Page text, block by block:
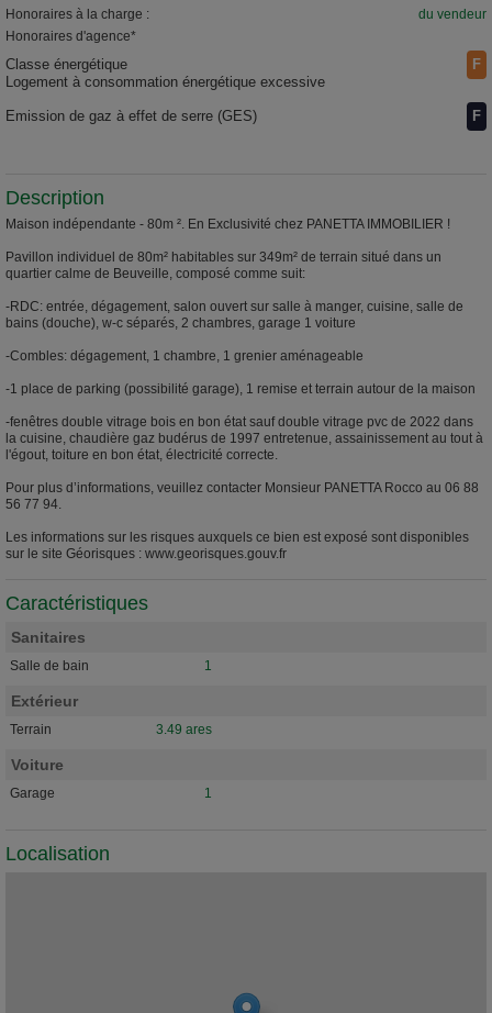
Honoraires à la charge :
du vendeur
Honoraires d'agence*
Classe énergétique
Logement à consommation énergétique excessive
F
Emission de gaz à effet de serre (GES) F
Description
Maison indépendante - 80m ². En Exclusivité chez PANETTA IMMOBILIER !
Pavillon individuel de 80m² habitables sur 349m² de terrain situé dans un
quartier calme de Beuveille, composé comme suit:
-RDC: entrée, dégagement, salon ouvert sur salle à manger, cuisine, salle de
bains (douche), w-c séparés, 2 chambres, garage 1 voiture
-Combles: dégagement, 1 chambre, 1 grenier aménageable
-1 place de parking (possibilité garage), 1 remise et terrain autour de la maison
-fenêtres double vitrage bois en bon état sauf double vitrage pvc de 2022 dans
la cuisine, chaudière gaz budérus de 1997 entretenue, assainissement au tout à
l'égout, toiture en bon état, électricité correcte.
Pour plus d’informations, veuillez contacter Monsieur PANETTA Rocco au 06 88
56 77 94.
Les informations sur les risques auxquels ce bien est exposé sont disponibles
sur le site Géorisques : www.georisques.gouv.fr
Caractéristiques
Sanitaires
Salle de bain 1
Extérieur
Terrain 3.49 ares
Voiture
Garage 1
Localisation